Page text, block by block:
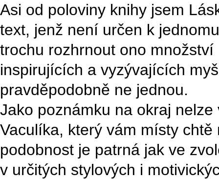
Asi od poloviny knihy jsem
text, jenž není určen k
trochu rozhrnout ono
inspirujících a vyzývajících
pravděpodobně ne jednou.
Jako poznámku na okraj
Vaculíka, který vám místy
podobnost je patrná jak ve
v určitých stylových i